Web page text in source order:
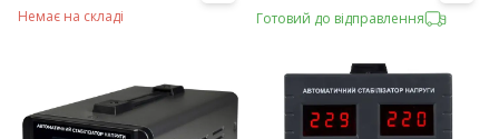
Немає на складі Готовий до відправлення